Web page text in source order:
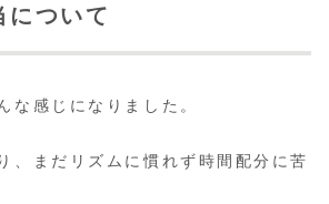
について
な感じになりました。
、まだリズムに慣れず時間配分に苦